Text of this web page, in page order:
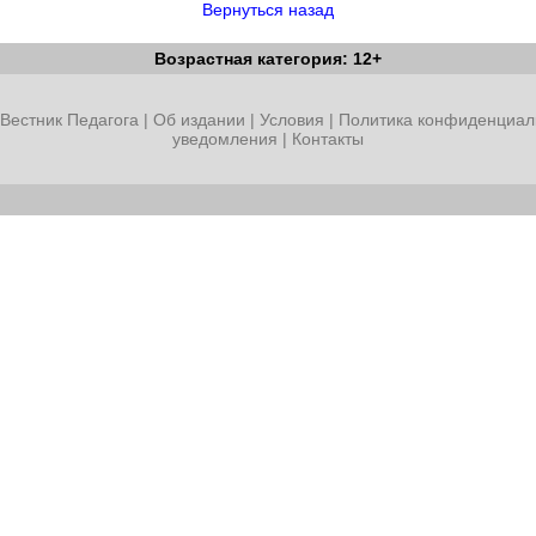
Вернуться назад
Возрастная категория: 12+
Вестник Педагога | Об издании | Условия | Политика
уведомления | Контакты